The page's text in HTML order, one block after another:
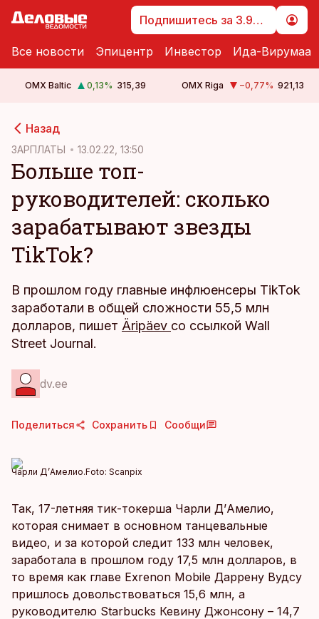
Подпишитесь за 3.99 €
Все новости Эпицентр Инвестор Ида-Вирумаа
OMX Baltic 0,13% 315,39 OMX Riga −0,77% 921,13
Назад
ЗАРПЛАТЫ 13.02.22, 13:50
Больше топ-
руководителей: сколько
зарабатывают звезды
TikTok?
В прошлом году главные инфлюенсеры TikTok
заработали в общей сложности 55,5 млн
долларов, пишет Äripäev со ссылкой Wall
Street Journal.
dv.ee
Поделиться Сохранить Сообщи
Чарли Д’Амелио.Foto: Scanpix
Так, 17-летняя тик-токерша Чарли Д’Амелио,
которая снимает в основном танцевальные
видео, и за которой следит 133 млн человек,
заработала в прошлом году 17,5 млн долларов, в
то время как главе Exrenon Mobile Даррену Вудсу
пришлось довольствоваться 15,6 млн, а
руководителю Starbucks Кевину Джонсону – 14,7